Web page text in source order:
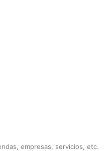
empresas, servicios, etc.